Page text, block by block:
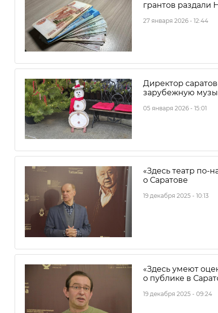
грантов раздали
27 января 2026 - 12:44
Директор
зарубежную
05 января 2026 - 15:01
«Здесь театр по-
о Саратове
19 декабря 2025 - 10:13
«Здесь умеют
о публике в
19 декабря 2025 - 09:24